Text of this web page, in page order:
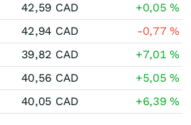
42,59 CAD +0,05%
42,94 CAD -0,77%
39,82 CAD +7,01%
40,56 CAD +5,05%
40,05 CAD +6,39%